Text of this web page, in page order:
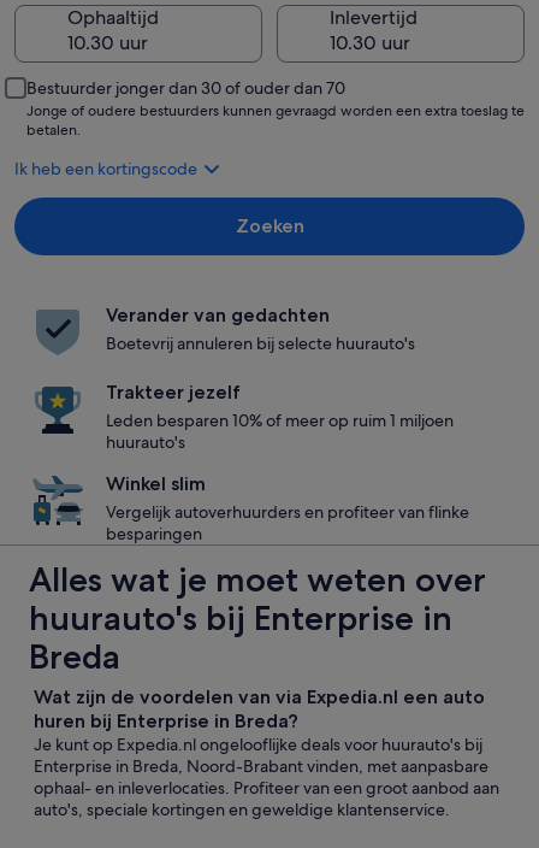
Ophaaltijd
Inlevertijd
Bestuurder jonger dan 30 of ouder dan 70
Jonge of oudere bestuurders kunnen gevraagd worden een extra toeslag te
betalen.
Ik heb een kortingscode
Zoeken
Verander van gedachten
Boetevrij annuleren bij selecte huurauto's
Trakteer jezelf
Leden besparen 10% of meer op ruim 1 miljoen
huurauto's
Winkel slim
Vergelijk autoverhuurders en profiteer van flinke
besparingen
Alles wat je moet weten over
huurauto's bij Enterprise in
Breda
Wat zijn de voordelen van via Expedia.nl een auto
huren bij Enterprise in Breda?
Je kunt op Expedia.nl ongelooflijke deals voor huurauto's bij
Enterprise in Breda, Noord-Brabant vinden, met aanpasbare
ophaal- en inleverlocaties. Profiteer van een groot aanbod aan
auto's, speciale kortingen en geweldige klantenservice.